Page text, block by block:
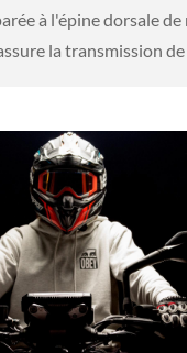
à l'épine dorsale
la transmission de